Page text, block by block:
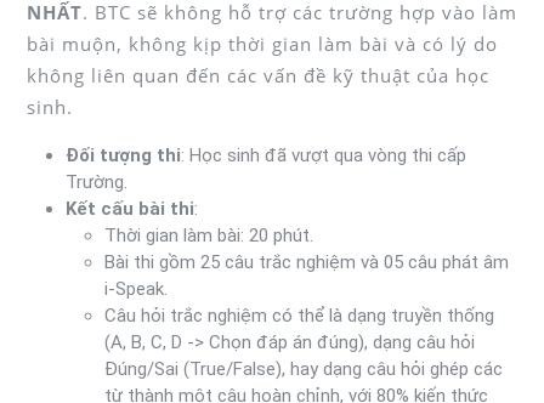
NHẤT. BTC sẽ không hỗ trợ các trường hợp vào làm
bài muộn, không kịp thời gian làm bài và có lý do
không liên quan đến các vấn đề kỹ thuật của học
sinh.
Đối tượng thi: Học sinh đã vượt qua vòng thi cấp
Trường.
Kết cấu bài thi:
Thời gian làm bài: 20 phút.
Bài thi gồm 25 câu trắc nghiệm và 05 câu phát âm
i-Speak.
Câu hỏi trắc nghiệm có thể là dạng truyền thống
(A, B, C, D -> Chọn đáp án đúng), dạng câu hỏi
Đúng/Sai (True/False), hay dạng câu hỏi ghép các
từ thành một câu hoàn chỉnh, với 80% kiến thức